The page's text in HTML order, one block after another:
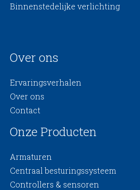
Binnenstedelijke verlichting
Over ons
Ervaringsverhalen
Over ons
Contact
Onze Producten
Armaturen
Centraal besturingssysteem
Controllers & sensoren